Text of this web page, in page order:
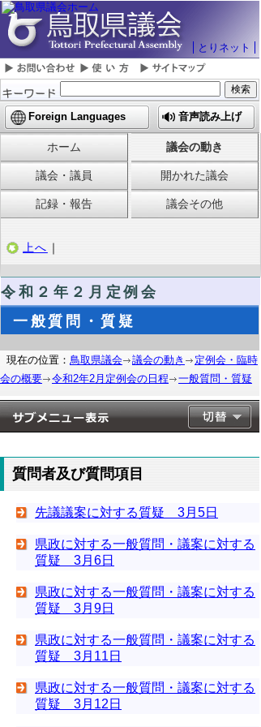
とりネット
Foreign Languages 音声読み上げ
ホーム 議会の動き
議会・議員 開かれた議会
記録・報告 議会その他
上へ ｜
令和２年２月定例会
一般質問・質疑
現在の位置： 鳥取県議会 議会の動き
定例会・臨時
会の概要
令和2年2月定例会の日程 一般質問・質疑
質問者及び質問項目
先議議案に対する質疑 3月5日
県政に対する一般質問・議案に対する
質疑 3月6日
県政に対する一般質問・議案に対する
質疑 3月9日
県政に対する一般質問・議案に対する
質疑 3月11日
県政に対する一般質問・議案に対する
質疑 3月12日